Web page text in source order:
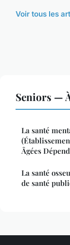
Voir tous les
Seniors —
La santé
Âgées
La santé
de santé